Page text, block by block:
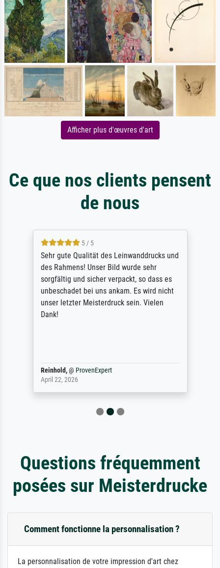
Afficher plus d'œuvres d'art
Ce que nos clients pensent
de nous
5 / 5
Sehr gute Qualität des Leinwanddrucks und
des Rahmens! Unser Bild wurde sehr
sorgfältig und sicher verpackt, so dass es
unbeschadet bei uns ankam. Es wird nicht
unser letzter Meisterdruck sein. Vielen
Dank!
Reinhold,@ ProvenExpert
April 22, 2026
Questions fréquemment
posées sur Meisterdrucke
Comment fonctionne la personnalisation ?
La personnalisation de votre impression d'art chez